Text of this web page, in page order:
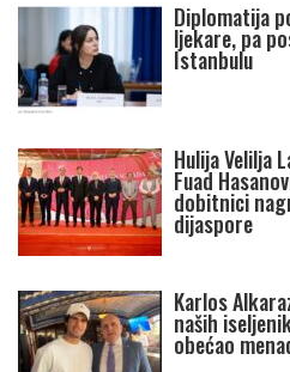
Diplomatija
ljekare, pa
Istanbulu
Hulija Velilja
Fuad
dobitnici
dijaspore
Karlos
naših
obećao